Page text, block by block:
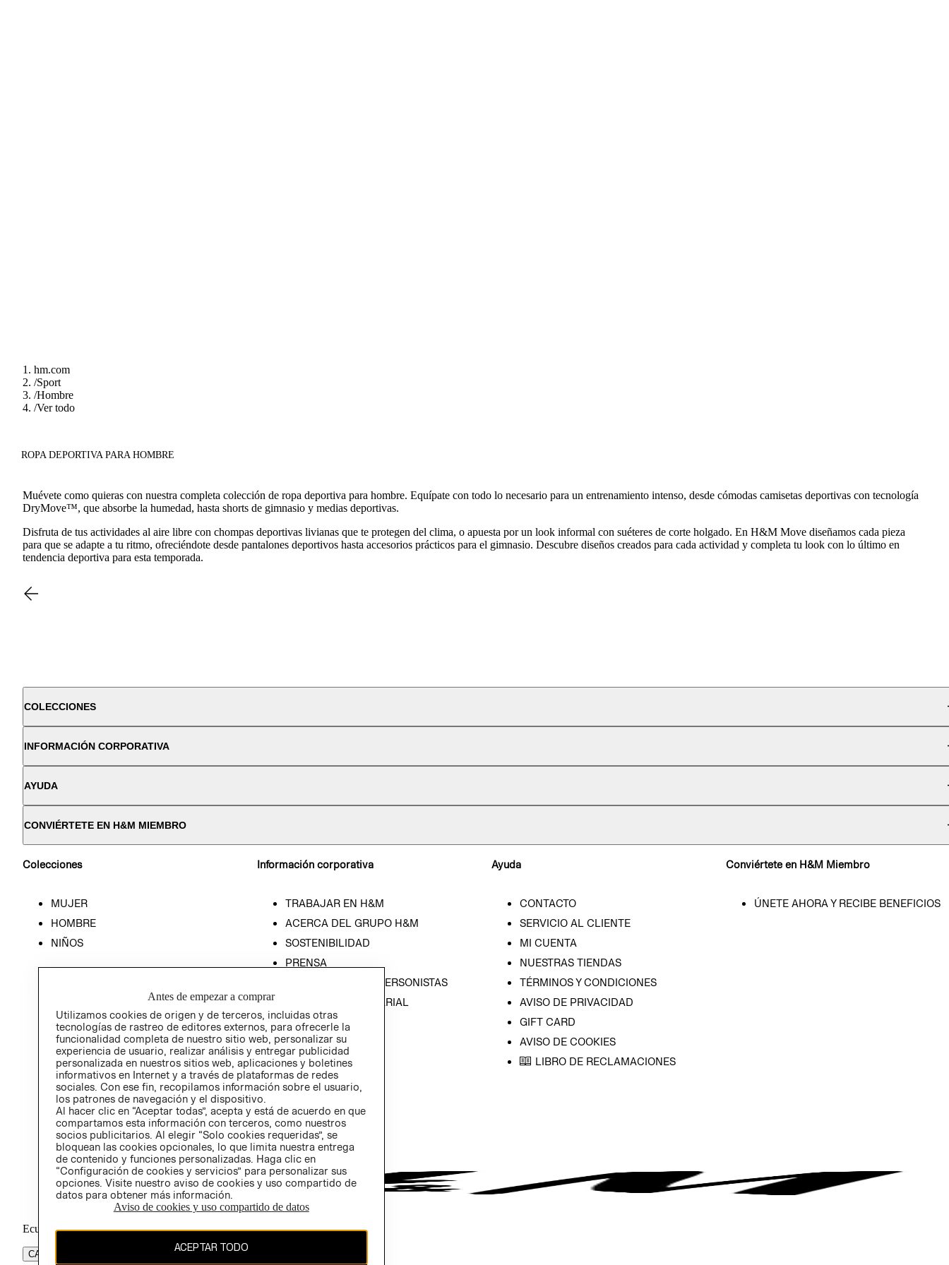
hm.com
/Sport
/Hombre
/Ver todo
ROPA DEPORTIVA PARA HOMBRE
Muévete como quieras con nuestra completa colección de ropa deportiva para hombre. Equípate con todo lo necesario para un entrenamiento intenso, desde cómodas camisetas deportivas con tecnología
DryMove™, que absorbe la humedad, hasta shorts de gimnasio y medias deportivas.
Disfruta de tus actividades al aire libre con chompas deportivas livianas que te protegen del clima, o apuesta por un look informal con suéteres de corte holgado. En H&M Move diseñamos cada pieza
para que se adapte a tu ritmo, ofreciéndote desde pantalones deportivos hasta accesorios prácticos para el gimnasio. Descubre diseños creados para cada actividad y completa tu look con lo último en
tendencia deportiva para esta temporada.
COLECCIONES
INFORMACIÓN CORPORATIVA
AYUDA
CONVIÉRTETE EN H&M MIEMBRO
Colecciones
MUJER
HOMBRE
NIÑOS
Información corporativa
TRABAJAR EN H&M
ACERCA DEL GRUPO H&M
SOSTENIBILIDAD
PRENSA
RELACIÓN CON INVERSONISTAS
POLÍTICA EMPRESARIAL
Ayuda
CONTACTO
SERVICIO AL CLIENTE
MI CUENTA
NUESTRAS TIENDAS
TÉRMINOS Y CONDICIONES
AVISO DE PRIVACIDAD
GIFT CARD
AVISO DE COOKIES
LIBRO DE RECLAMACIONES
Conviértete en H&M Miembro
ÚNETE AHORA Y RECIBE BENEFICIOS
Ecuador ($)
CAMBIAR REGIÓN
Antes de empezar a comprar
Utilizamos cookies de origen y de terceros, incluidas otras
tecnologías de rastreo de editores externos, para ofrecerle la
funcionalidad completa de nuestro sitio web, personalizar su
experiencia de usuario, realizar análisis y entregar publicidad
personalizada en nuestros sitios web, aplicaciones y boletines
informativos en Internet y a través de plataformas de redes
sociales. Con ese fin, recopilamos información sobre el usuario,
los patrones de navegación y el dispositivo.
Al hacer clic en “Aceptar todas”, acepta y está de acuerdo en que
compartamos esta información con terceros, como nuestros
socios publicitarios. Al elegir “Solo cookies requeridas”, se
bloquean las cookies opcionales, lo que limita nuestra entrega
de contenido y funciones personalizadas. Haga clic en
“Configuración de cookies y servicios” para personalizar sus
opciones. Visite nuestro aviso de cookies y uso compartido de
datos para obtener más información.
Aviso de cookies y uso compartido de datos
ACEPTAR TODO